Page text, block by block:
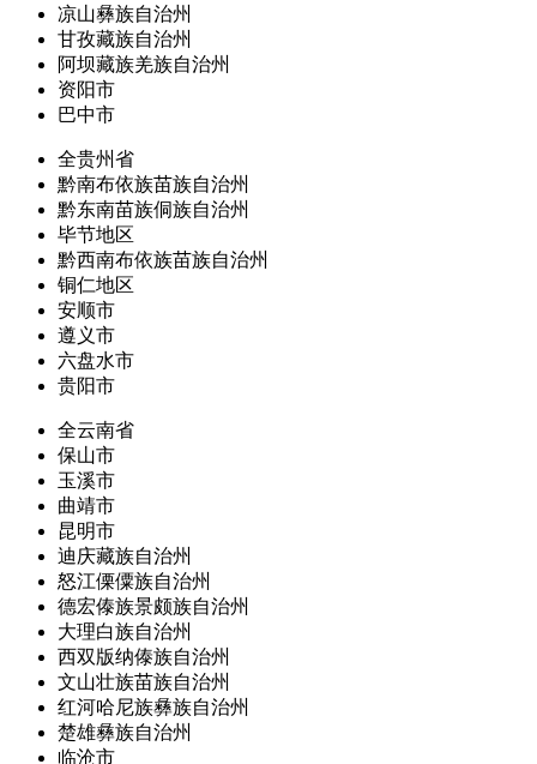
凉山彝族自治州
甘孜藏族自治州
阿坝藏族羌族自治州
资阳市
巴中市
全贵州省
黔南布依族苗族自治州
黔东南苗族侗族自治州
毕节地区
黔西南布依族苗族自治州
铜仁地区
安顺市
遵义市
六盘水市
贵阳市
全云南省
保山市
玉溪市
曲靖市
昆明市
迪庆藏族自治州
怒江傈僳族自治州
德宏傣族景颇族自治州
大理白族自治州
西双版纳傣族自治州
文山壮族苗族自治州
红河哈尼族彝族自治州
楚雄彝族自治州
临沧市